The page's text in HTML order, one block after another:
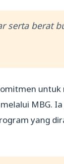
serta berat
MBG.
yang